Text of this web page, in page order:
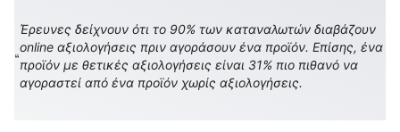
Έρευνες δείχνουν ότι το 90% των καταναλωτών διαβάζουν
online αξιολογήσεις πριν αγοράσουν ένα προϊόν. Επίσης, ένα
προϊόν με θετικές αξιολογήσεις είναι 31% πιο πιθανό να
αγοραστεί από ένα προϊόν χωρίς αξιολογήσεις.